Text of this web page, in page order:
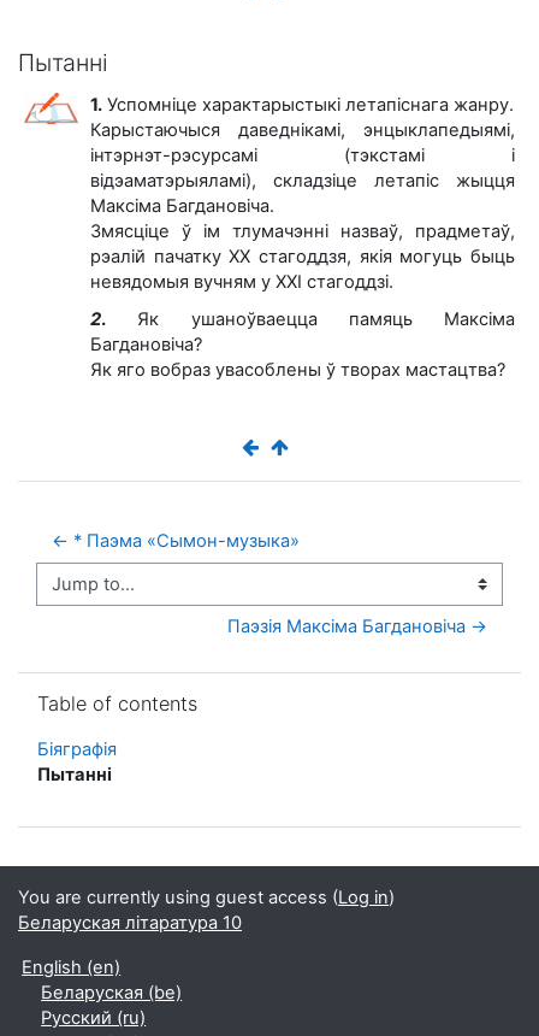
Пытанні
1. Успомніце характарыстыкі летапіснага жанру.
Карыстаючыся даведнікамі, энцыклапедыямі,
інтэрнэт-рэсурсамі (тэкстамі і
відэаматэрыяламі), складзіце летапіс жыцця
Максіма Багдановіча.
Змясціце ў ім тлумачэнні назваў, прадметаў,
рэалій пачатку ХХ стагоддзя, якія могуць быць
невядомыя вучням у ХХІ стагоддзі.
2. Як ушаноўваецца памяць Максіма
Багдановіча?
Як яго вобраз увасоблены ў творах мастацтва?
← * Паэма «Сымон-музыка»
Jump to...
Паэзія Максіма Багдановіча →
Table of contents
Біяграфія
Пытанні
You are currently using guest access (Log in)
Беларуская літаратура 10
English ‎(en)‎
Беларуская ‎(be)‎
Русский ‎(ru)‎